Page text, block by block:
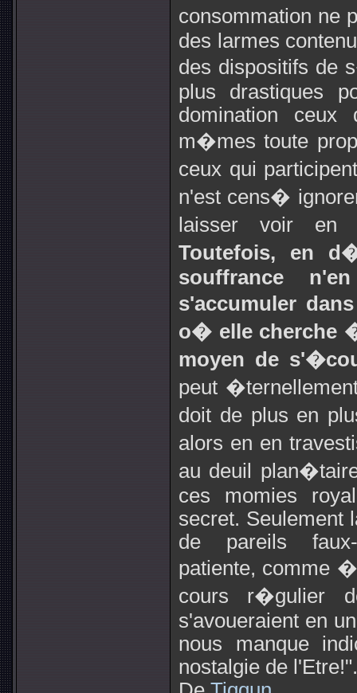
consommation
des larmes
des dispositifs de
plus drastiques
domination
m�mes toute
ceux qui
n'est cens�
laisser voir en
Toutefois, en
souffrance
s'accumuler
o� elle cherche
moyen de
peut
doit de plus en
alors en en
au deuil
ces momies
secret. Seulement
de pareils faux-
patiente, comme
cours r�gulier
s'avoueraient en
nous manque
nostalgie de l'Etre!".